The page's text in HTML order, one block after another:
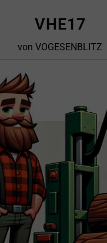
VHE17
von VOGESENBLITZ